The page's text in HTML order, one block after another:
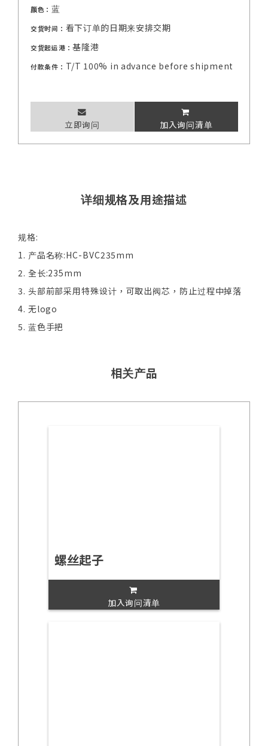
颜色：蓝
交货时间： 看下订单的日期来安排交期
交货起运港：基隆港
付款条件： T/T 100% in advance before shipment
立即询问 加入询问清单
详细规格及用途描述
规格:
1. 产品名称:HC-BVC235mm
2. 全长:235mm
3. 头部前部采用特殊设计，可取出阀芯，防止过程中掉落
4. 无logo
5. 蓝色手把
相关产品
螺丝起子
加入询问清单